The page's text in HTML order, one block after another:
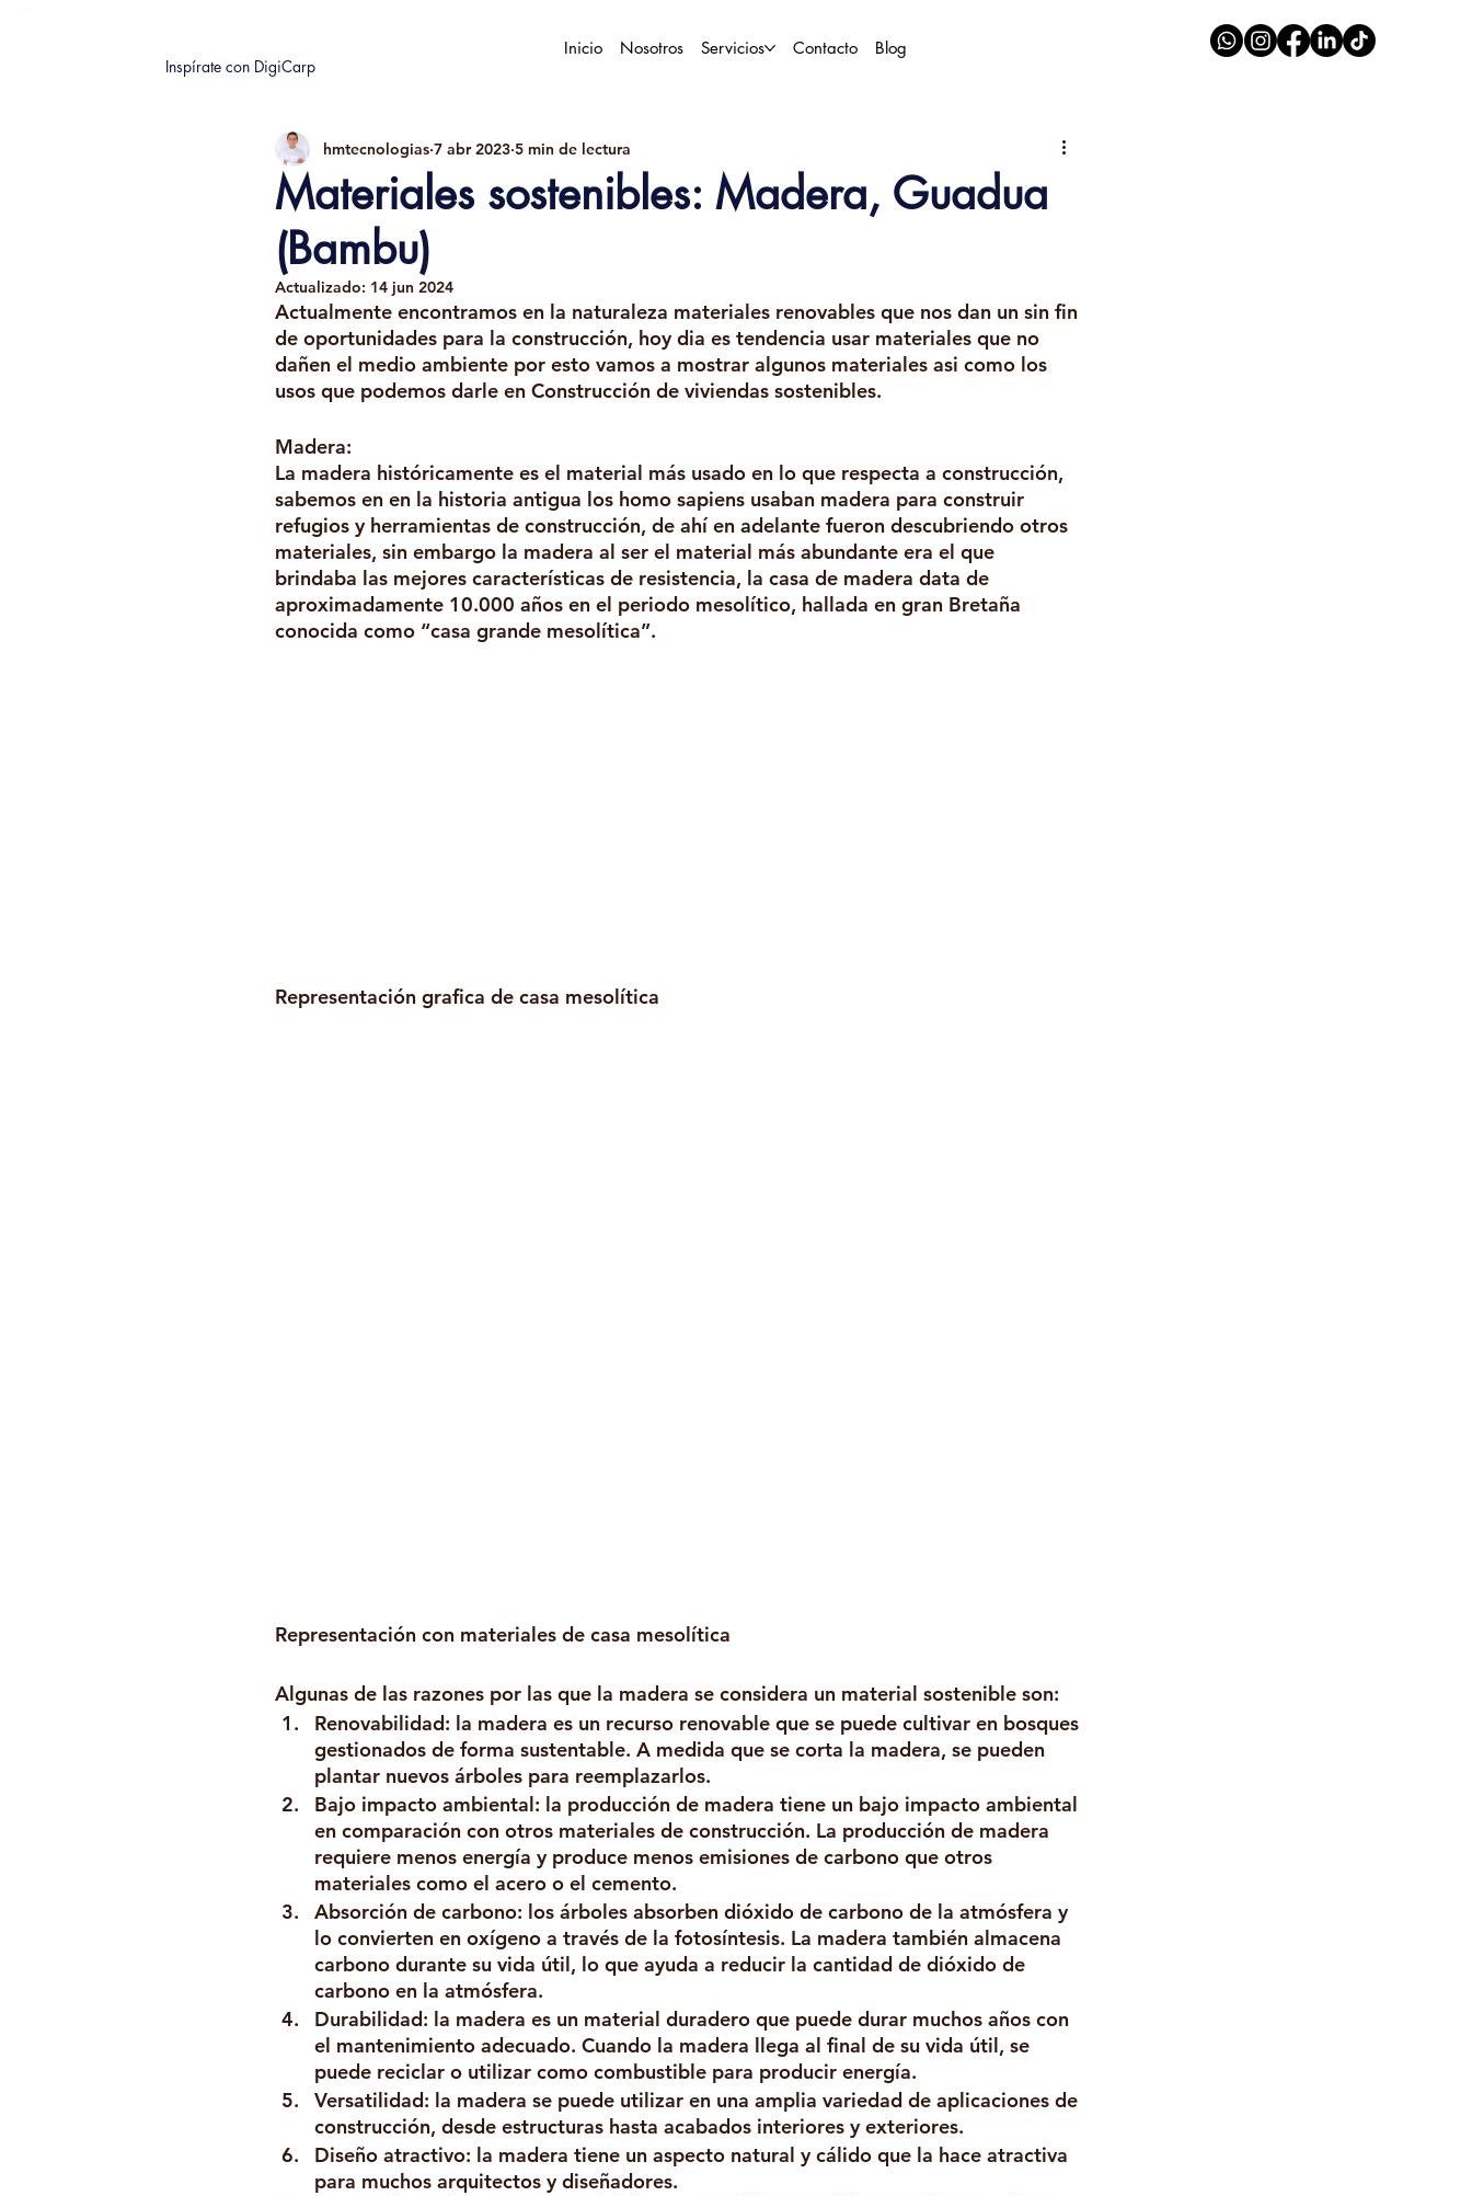
Inicio Nosotros Servicios Contacto
Blog
Inspírate con DigiCarp
Materiales sostenibles: Madera, Guadua
(Bambu)
hmtecnologias 7 abr 2023 5 min de lectura
Actualizado: 14 jun 2024
Actualmente encontramos en la naturaleza materiales renovables que nos dan un sin fin
de oportunidades para la construcción, hoy dia es tendencia usar materiales que no
dañen el medio ambiente por esto vamos a mostrar algunos materiales asi como los
usos que podemos darle en Construcción de viviendas sostenibles.
Madera:
La madera históricamente es el material más usado en lo que respecta a construcción,
sabemos en en la historia antigua los homo sapiens usaban madera para construir
refugios y herramientas de construcción, de ahí en adelante fueron descubriendo otros
materiales, sin embargo la madera al ser el material más abundante era el que
brindaba las mejores características de resistencia, la casa de madera data de
aproximadamente 10.000 años en el periodo mesolítico, hallada en gran Bretaña
conocida como “casa grande mesolítica”.
Representación grafica de casa mesolítica
Representación con materiales de casa mesolítica
Algunas de las razones por las que la madera se considera un material sostenible son:
Renovabilidad: la madera es un recurso renovable que se puede cultivar en bosques
gestionados de forma sustentable. A medida que se corta la madera, se pueden
plantar nuevos árboles para reemplazarlos.
Bajo impacto ambiental: la producción de madera tiene un bajo impacto ambiental
en comparación con otros materiales de construcción. La producción de madera
requiere menos energía y produce menos emisiones de carbono que otros
materiales como el acero o el cemento.
Absorción de carbono: los árboles absorben dióxido de carbono de la atmósfera y
lo convierten en oxígeno a través de la fotosíntesis. La madera también almacena
carbono durante su vida útil, lo que ayuda a reducir la cantidad de dióxido de
carbono en la atmósfera.
Durabilidad: la madera es un material duradero que puede durar muchos años con
el mantenimiento adecuado. Cuando la madera llega al final de su vida útil, se
puede reciclar o utilizar como combustible para producir energía.
Versatilidad: la madera se puede utilizar en una amplia variedad de aplicaciones de
construcción, desde estructuras hasta acabados interiores y exteriores.
Diseño atractivo: la madera tiene un aspecto natural y cálido que la hace atractiva
para muchos arquitectos y diseñadores.